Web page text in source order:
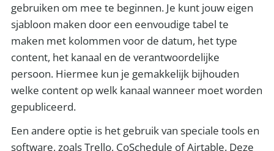
gebruiken om mee te beginnen. Je kunt jouw eigen
sjabloon maken door een eenvoudige tabel te
maken met kolommen voor de datum, het type
content, het kanaal en de verantwoordelijke
persoon. Hiermee kun je gemakkelijk bijhouden
welke content op welk kanaal wanneer moet worden
gepubliceerd.
Een andere optie is het gebruik van speciale tools en
software, zoals Trello, CoSchedule of Airtable. Deze